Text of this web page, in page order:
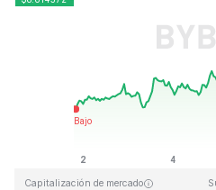
Última actualización: 2026-08-08, 18:51
Capitalización de mercado